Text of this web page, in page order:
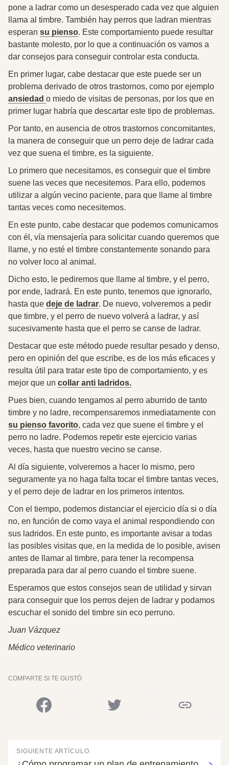
pone a ladrar como un desesperado cada vez que alguien
llama al timbre. También hay perros que ladran mientras
esperan su pienso. Este comportamiento puede resultar
bastante molesto, por lo que a continuación os vamos a
dar consejos para conseguir controlar esta conducta.
En primer lugar, cabe destacar que este puede ser un
problema derivado de otros trastornos, como por ejemplo
ansiedad o miedo de visitas de personas, por los que en
primer lugar habría que descartar este tipo de problemas.
Por tanto, en ausencia de otros trastornos concomitantes,
la manera de conseguir que un perro deje de ladrar cada
vez que suena el timbre, es la siguiente.
Lo primero que necesitamos, es conseguir que el timbre
suene las veces que necesitemos. Para ello, podemos
utilizar a algún vecino paciente, para que llame al timbre
tantas veces como necesitemos.
En este punto, cabe destacar que podemos comunicarnos
con él, vía mensajería para solicitar cuando queremos que
llame, y no esté el timbre constantemente sonando para
no volver loco al animal.
Dicho esto, le pediremos que llame al timbre, y el perro,
por ende, ladrará. En este punto, tenemos que ignorarlo,
hasta que deje de ladrar. De nuevo, volveremos a pedir
que timbre, y el perro de nuevo volverá a ladrar, y así
sucesivamente hasta que el perro se canse de ladrar.
Destacar que este método puede resultar pesado y denso,
pero en opinión del que escribe, es de los más eficaces y
resulta útil para tratar este tipo de comportamiento, y es
mejor que un collar anti ladridos.
Pues bien, cuando tengamos al perro aburrido de tanto
timbre y no ladre, recompensaremos inmediatamente con
su pienso favorito, cada vez que suene el timbre y el
perro no ladre. Podemos repetir este ejercicio varias
veces, hasta que nuestro vecino se canse.
Al día siguiente, volveremos a hacer lo mismo, pero
seguramente ya no haga falta tocar el timbre tantas veces,
y el perro deje de ladrar en los primeros intentos.
Con el tiempo, podemos distanciar el ejercicio día si o día
no, en función de como vaya el animal respondiendo con
sus ladridos. En este punto, es importante avisar a todas
las posibles visitas que, en la medida de lo posible, avisen
antes de llamar al timbre, para tener la recompensa
preparada para dar al perro cuando el timbre suene.
Esperamos que estos consejos sean de utilidad y sirvan
para conseguir que los perros dejen de ladrar y podamos
escuchar el sonido del timbre sin eco perruno.
Juan Vázquez
Médico veterinario
COMPARTE SI TE GUSTÓ
SIGUIENTE ARTÍCULO